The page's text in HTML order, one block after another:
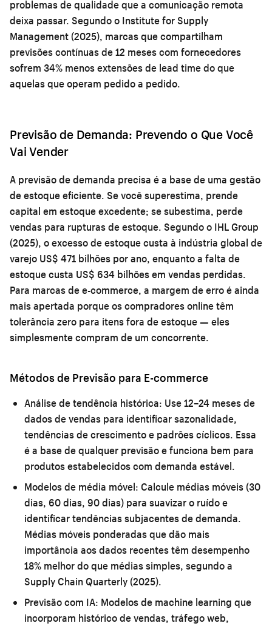
problemas de qualidade que a comunicação remota
deixa passar. Segundo o Institute for Supply
Management (2025), marcas que compartilham
previsões contínuas de 12 meses com fornecedores
sofrem 34% menos extensões de lead time do que
aquelas que operam pedido a pedido.
Previsão de Demanda: Prevendo o Que Você
Vai Vender
A previsão de demanda precisa é a base de uma gestão
de estoque eficiente. Se você superestima, prende
capital em estoque excedente; se subestima, perde
vendas para rupturas de estoque. Segundo o IHL Group
(2025), o excesso de estoque custa à indústria global de
varejo US$ 471 bilhões por ano, enquanto a falta de
estoque custa US$ 634 bilhões em vendas perdidas.
Para marcas de e-commerce, a margem de erro é ainda
mais apertada porque os compradores online têm
tolerância zero para itens fora de estoque — eles
simplesmente compram de um concorrente.
Métodos de Previsão para E-commerce
Análise de tendência histórica: Use 12–24 meses de
dados de vendas para identificar sazonalidade,
tendências de crescimento e padrões cíclicos. Essa
é a base de qualquer previsão e funciona bem para
produtos estabelecidos com demanda estável.
Modelos de média móvel: Calcule médias móveis (30
dias, 60 dias, 90 dias) para suavizar o ruído e
identificar tendências subjacentes de demanda.
Médias móveis ponderadas que dão mais
importância aos dados recentes têm desempenho
18% melhor do que médias simples, segundo a
Supply Chain Quarterly (2025).
Previsão com IA: Modelos de machine learning que
incorporam histórico de vendas, tráfego web,